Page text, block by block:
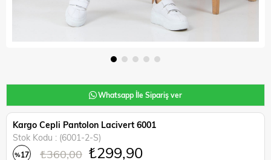
Whatsapp İle Sipariş ver
Kargo Cepli Pantolon Lacivert 6001
Stok Kodu
(6001-2-S)
%17 ₺360,00 ₺299,90